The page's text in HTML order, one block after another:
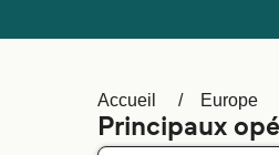
Accueil Europe
Principaux